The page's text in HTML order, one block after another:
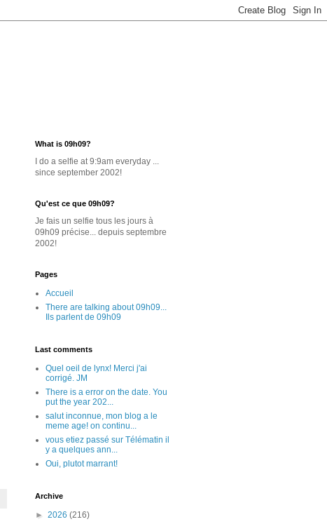
What is 09h09?
I do a selfie at 9:9am everyday ...
since september 2002!
Qu'est ce que 09h09?
Je fais un selfie tous les jours à
09h09 précise... depuis septembre
2002!
Pages
Accueil
There are talking about 09h09...
Ils parlent de 09h09
Last comments
Quel oeil de lynx! Merci j'ai
corrigé. JM
There is a error on the date. You
put the year 202...
salut inconnue, mon blog a le
meme age! on continu...
vous etiez passé sur Télématin il
y a quelques ann...
Oui, plutot marrant!
Archive
► 2026 (216)